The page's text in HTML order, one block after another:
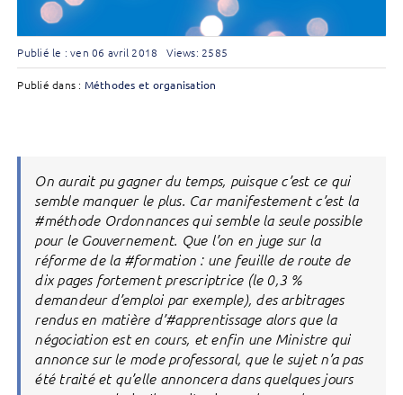
Publié le : ven 06 avril 2018 Views: 2585
Publié dans : Méthodes et organisation
On aurait pu gagner du temps, puisque c’est ce qui
semble manquer le plus. Car manifestement c’est la
#méthode Ordonnances qui semble la seule possible
pour le Gouvernement. Que l’on en juge sur la
réforme de la #formation : une feuille de route de
dix pages fortement prescriptrice (le 0,3 %
demandeur d’emploi par exemple), des arbitrages
rendus en matière d’#apprentissage alors que la
négociation est en cours, et enfin une Ministre qui
annonce sur le mode professoral, que le sujet n’a pas
été traité et qu’elle annoncera dans quelques jours